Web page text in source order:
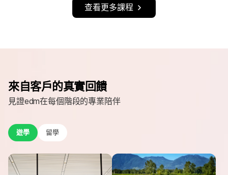
查看更多課程
來自客戶的真實回饋
見證edm在每個階段的專業陪伴
遊學 留學